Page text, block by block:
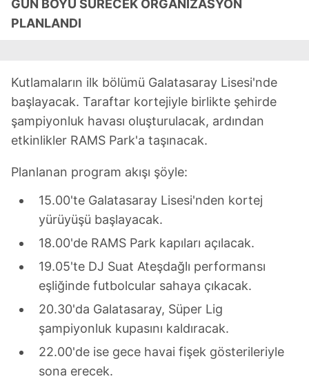
GÜN BOYU SÜRECEK ORGANİZASYON
PLANLANDI
Kutlamaların ilk bölümü Galatasaray Lisesi'nde
başlayacak. Taraftar kortejiyle birlikte şehirde
şampiyonluk havası oluşturulacak, ardından
etkinlikler RAMS Park'a taşınacak.
Planlanan program akışı şöyle:
15.00'te Galatasaray Lisesi'nden kortej
yürüyüşü başlayacak.
18.00'de RAMS Park kapıları açılacak.
19.05'te DJ Suat Ateşdağlı performansı
eşliğinde futbolcular sahaya çıkacak.
20.30'da Galatasaray, Süper Lig
şampiyonluk kupasını kaldıracak.
22.00'de ise gece havai fişek gösterileriyle
sona erecek.